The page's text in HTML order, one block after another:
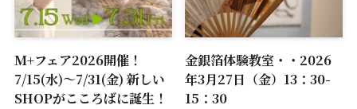
M+フェア2026開催！
7/15(水)～7/31(金) 新しい
SHOPがこころばに誕生！
金銀箔体験教室・・2026
年3月27日（金）13：30-
15：30